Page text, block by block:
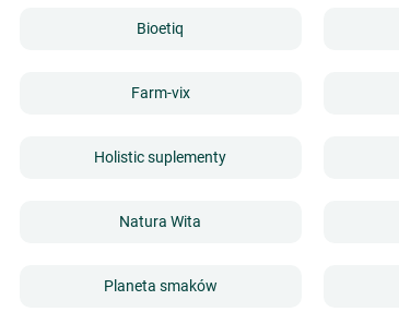
Bioetiq
Farm-vix
Holistic suplementy
Natura Wita
Planeta smaków